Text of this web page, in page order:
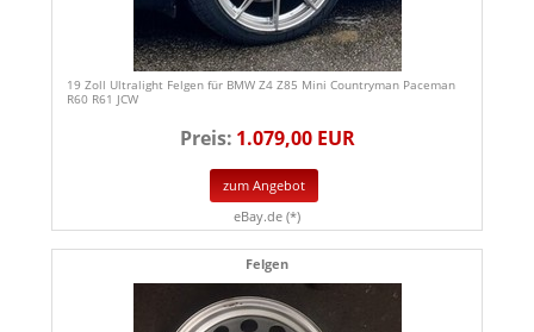
19 Zoll Ultralight Felgen für BMW Z4 Z85 Mini Countryman Paceman
R60 R61 JCW
Preis: 1.079,00 EUR
zum Angebot
eBay.de (*)
Felgen